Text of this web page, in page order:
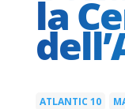
la
ATLANTIC 10